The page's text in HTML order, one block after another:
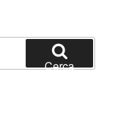
Cerca